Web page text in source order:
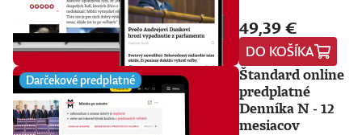
49,39 €
DO KOŠÍKA
Darčekové predplatné
Štandard online
predplatné
Denníka N - 12
mesiacov